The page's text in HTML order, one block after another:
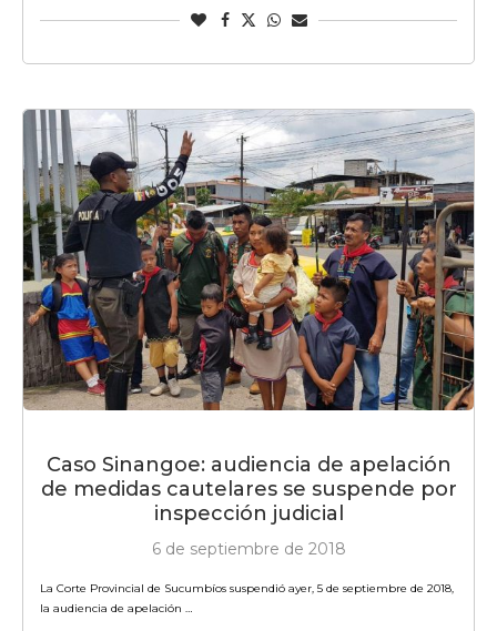
Caso Sinangoe: audiencia de apelación
de medidas cautelares se suspende por
inspección judicial
6 de septiembre de 2018
La Corte Provincial de Sucumbíos suspendió ayer, 5 de septiembre de 2018,
la audiencia de apelación …